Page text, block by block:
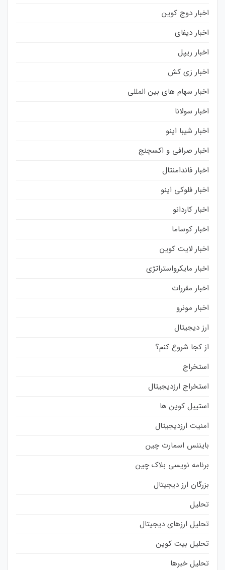
اخبار دوج کوین
اخبار دیفای
اخبار ریپل
اخبار زی کش
اخبار سهام های بین المللی
اخبار سولانا
اخبار شیبا اینو
اخبار صرافی و اکسچنج
اخبار فاندامنتال
اخبار فلوکی اینو
اخبار کاردانو
اخبار کوساما
اخبار لایت کوین
اخبار مایکرواستراتژی
اخبار مقررات
اخبار مونرو
ارز دیجیتال
از کجا شروع کنم؟
استخراج
استخراج ارزدیجیتال
استیبل کوین ها
امنیت ارزدیجیتال
بایننس اسمارت چین
برنامه نویسی بلاک چین
بزرگان ارز دیجیتال
تحلیل
تحلیل ارزهای دیجیتال
تحلیل بیت کوین
تحلیل خبرها